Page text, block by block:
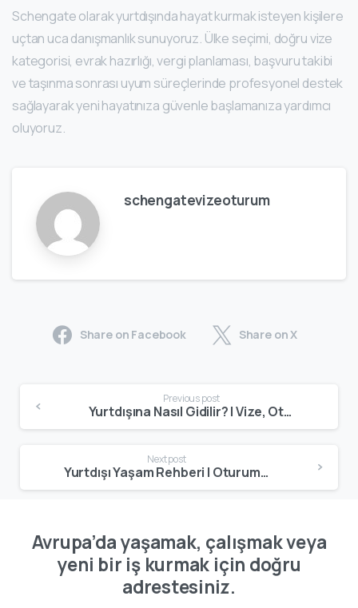
Schengate olarak yurtdışında hayat kurmak isteyen kişilere
uçtan uca danışmanlık sunuyoruz. Ülke seçimi, doğru vize
kategorisi, evrak hazırlığı, vergi planlaması, başvuru takibi
ve taşınma sonrası uyum süreçlerinde profesyonel destek
sağlayarak yeni hayatınıza güvenle başlamanıza yardımcı
oluyoruz.
schengatevizeoturum
Share on Facebook Share on X
Previous post
Yurtdışına Nasıl Gidilir? | Vize, Oturum, Çalışma ve Taşınma Rehberi
Next post
Yurtdışı Yaşam Rehberi | Oturum, Uyum, Masraflar ve Yeni Hayata Başlama Kılavuzu
Avrupa’da yaşamak, çalışmak veya
yeni bir iş kurmak için doğru
adrestesiniz.